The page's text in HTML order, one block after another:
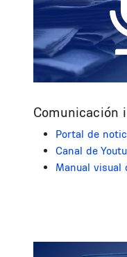
Comunicación
Portal de
Canal de
Manual